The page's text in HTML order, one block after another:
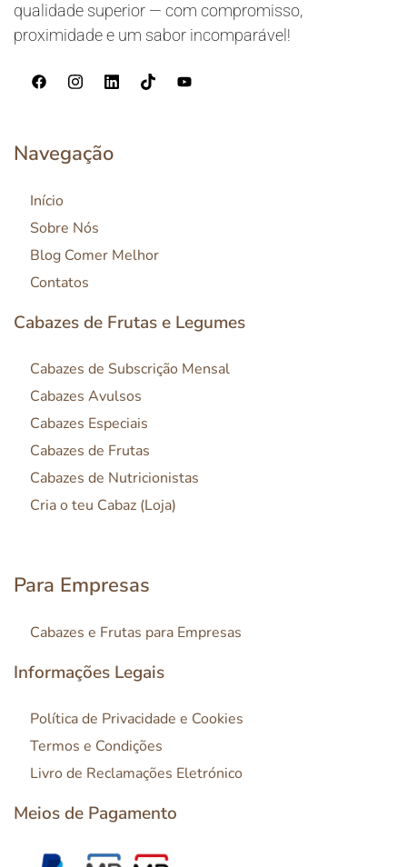
qualidade superior — com compromisso,
proximidade e um sabor incomparável!
Navegação
Início
Sobre Nós
Blog Comer Melhor
Contatos
Cabazes de Frutas e Legumes
Cabazes de Subscrição Mensal
Cabazes Avulsos
Cabazes Especiais
Cabazes de Frutas
Cabazes de Nutricionistas
Cria o teu Cabaz (Loja)
Para Empresas
Cabazes e Frutas para Empresas
Informações Legais
Política de Privacidade e Cookies
Termos e Condições
Livro de Reclamações Eletrónico
Meios de Pagamento